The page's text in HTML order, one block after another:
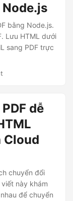
bằng Node.js.
Lưu HTML dưới
sang PDF trực
dễ
Cloud
chuyển đổi
này khám
để chuyển